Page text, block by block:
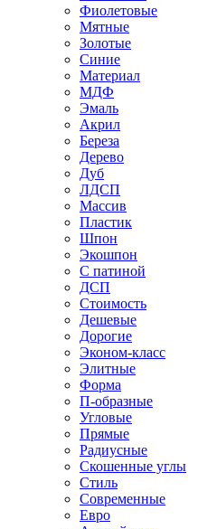
Фиолетовые
Мятные
Золотые
Синие
Материал
МДФ
Эмаль
Акрил
Береза
Дерево
Дуб
ЛДСП
Массив
Пластик
Шпон
Экошпон
С патиной
ДСП
Стоимость
Дешевые
Дорогие
Эконом-класс
Элитные
Форма
П-образные
Угловые
Прямые
Радиусные
Скошенные углы
Стиль
Современные
Евро